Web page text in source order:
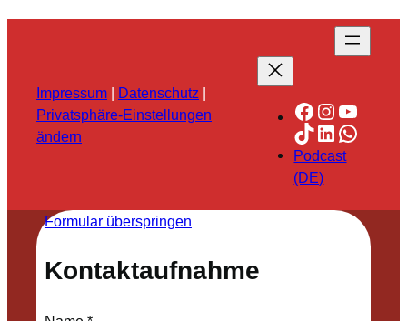
Impressum | Datenschutz |
Privatsphäre-Einstellungen
ändern
Facebook
TikTok
LinkedIn
Podcast
(DE)
Formular überspringen
Kontaktaufnahme